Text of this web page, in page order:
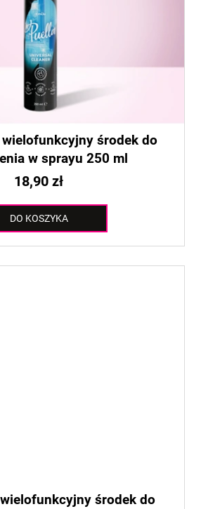
wielofunkcyjny środek do
w sprayu 250 ml
18,90 zł
DO KOSZYKA
środek do